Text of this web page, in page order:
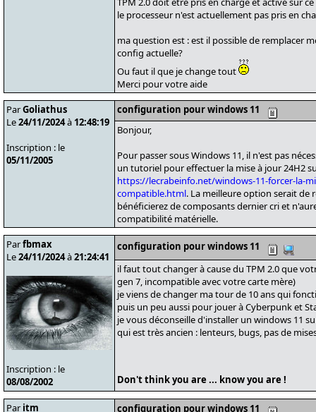
le processeur n'est actuellement pas pris en
ma question est : est il possible de remplacer
config actuelle?
Ou faut il que je change tout
Merci pour votre aide
ParGoliathus
Le24/11/2024à 12:48:19
Inscription : le
05/11/2005
configuration pour windows 11
Bonjour,
Pour passer sous Windows 11, il n'est pas
un tutoriel pour effectuer la mise à jour 24H2
https://lecrabeinfo.net/windows-11-forcer-la-
compatible.html. La meilleure option serait
bénéficierez de composants dernier cri et
compatibilité matérielle.
Parfbmax
Le24/11/2024à21:24:41
Inscription : le
08/08/2002
configuration pour windows 11
il faut tout changer à cause du TPM 2.0 que
gen 7, incompatible avec votre carte mère)
je viens de changer ma tour de 10 ans qui
puis un peu aussi pour jouer à Cyberpunk et
je vous déconseille d'installer un windows 11
qui est très ancien : lenteurs, bugs, pas de
Don't think you are ... know you are !
Par itm
configuration pour windows 11